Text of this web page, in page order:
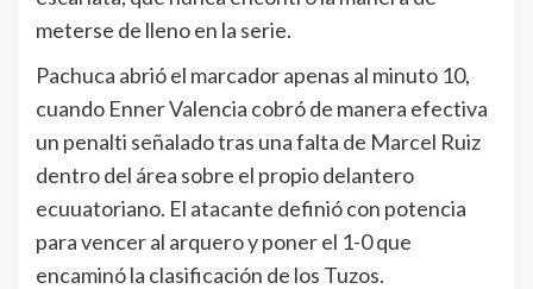
meterse de lleno en la serie.
Pachuca abrió el marcador apenas al minuto 10,
cuando Enner Valencia cobró de manera efectiva
un penalti señalado tras una falta de Marcel Ruiz
dentro del área sobre el propio delantero
ecuuatoriano. El atacante definió con potencia
para vencer al arquero y poner el 1-0 que
encaminó la clasificación de los Tuzos.